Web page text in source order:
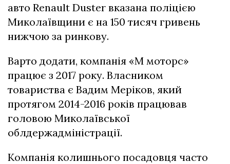
авто Renault Duster вказана поліцією
Миколаївщини є на 150 тисяч гривень
нижчою за ринкову.
Варто додати, компанія «М моторс»
працює з 2017 року. Власником
товариства є Вадим Меріков, який
протягом 2014-2016 років працював
головою Миколаївської
облдержадміністрації.
Компанія колишнього посадовця часто